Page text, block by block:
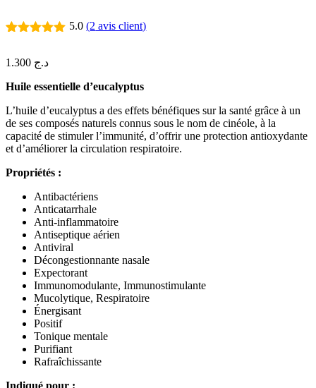
basé sur
client
5.0 (2 avis client)
د.ج
Huile essentielle d’eucalyptus
L’huile d’eucalyptus a des effets bénéfiques sur la santé grâce à un
de ses composés naturels connus sous le nom de cinéole, à la
capacité de stimuler l’immunité, d’offrir une protection antioxydante
et d’améliorer la circulation respiratoire.
Propriétés :
Antibactériens
Anticatarrhale
Anti-inflammatoire
Antiseptique aérien
Antiviral
Décongestionnante nasale
Expectorant
Immunomodulante, Immunostimulante
Mucolytique, Respiratoire
Énergisant
Positif
Tonique mentale
Purifiant
Rafraîchissante